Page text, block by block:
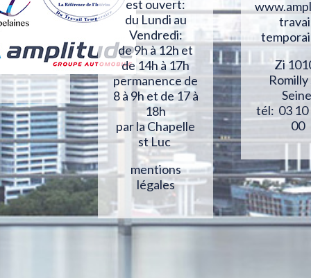
est ouvert:
du Lundi au
Vendredi:
de 9h à 12h et
de 14h à 17h
permanence de
8 à 9h et de 17 à
18h
par la Chapelle
st Luc
mentions
légales
Zi
tél: 03 10
00